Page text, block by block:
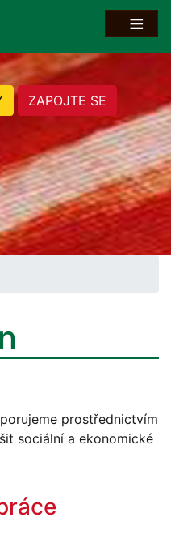
ZAPOJTE SE
prostřednictvím
sociální a ekonomické